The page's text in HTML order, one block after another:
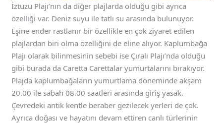
İztuzu Plajı’nın da diğer plajlarda olduğu gibi ayrıca
özelliği var. Deniz suyu ile tatlı su arasında bulunuyor.
Eşine ender rastlanır bir özellikle en çok ziyaret edilen
plajlardan biri olma özelliğini de eline alıyor. Kaplumbağa
Plajı olarak bilinmesinin sebebi ise Çıralı Plajı’nda olduğu
gibi burada da Caretta Carettalar yumurtalarını bırakıyor.
Plajda kaplumbağaların yumurtlama döneminde akşam
20.00 ile sabah 08.00 saatleri arasında giriş yasak.
Çevredeki antik kentle beraber gezilecek yerleri de çok.
Ayrıca doğası ve hayatını devam ettiren canlı türlerinin